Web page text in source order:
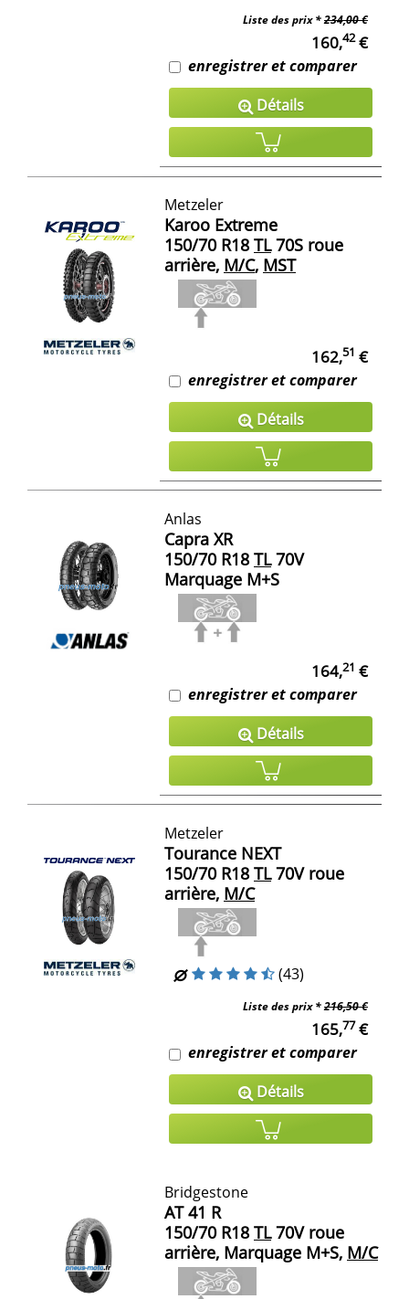
Liste des prix *234,00 €
160,42€
enregistrer et comparer
Détails
Metzeler
Karoo Extreme
150/70 R18 TL70S roue
arrière, M/C, MST
162,51 €
enregistrer et comparer
Détails
Anlas
Capra XR
150/70 R18 TL70V
Marquage M+S
164,21 €
enregistrer et comparer
Détails
Metzeler
Tourance NEXT
150/70 R18 TL70V roue
arrière, M/C
(43)
Liste des prix *216,50 €
165,77€
enregistrer et comparer
Détails
Bridgestone
AT 41 R
150/70 R18 TL70V roue
arrière, Marquage M+S, M/C